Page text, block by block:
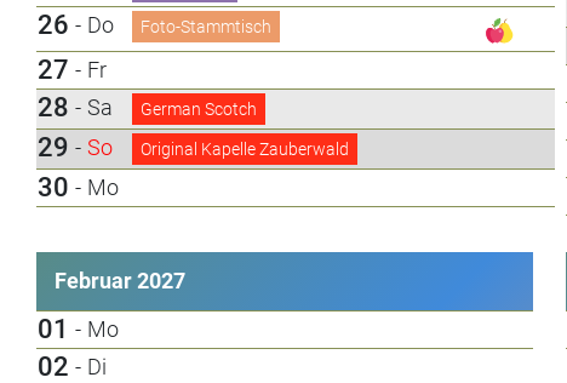
26 - Do Foto-Stammtisch
27 - Fr
28 - Sa German Scotch
29 - So Original Kapelle Zauberwald
30 - Mo
Februar 2027
01 - Mo
02 - Di